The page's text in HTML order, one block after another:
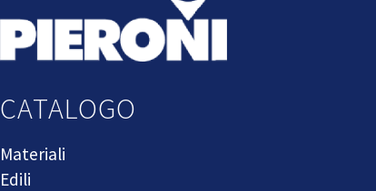
CATALOGO
Materiali
Edili